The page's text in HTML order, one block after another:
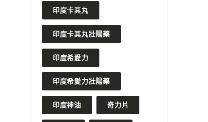
印度卡其丸
印度卡其丸壯陽藥
印度希愛力
印度希愛力壯陽藥
印度神油 奇力片